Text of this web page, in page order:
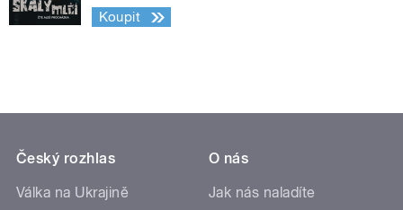
Koupit
Český rozhlas
Válka na Ukrajině
O nás
Jak nás naladíte